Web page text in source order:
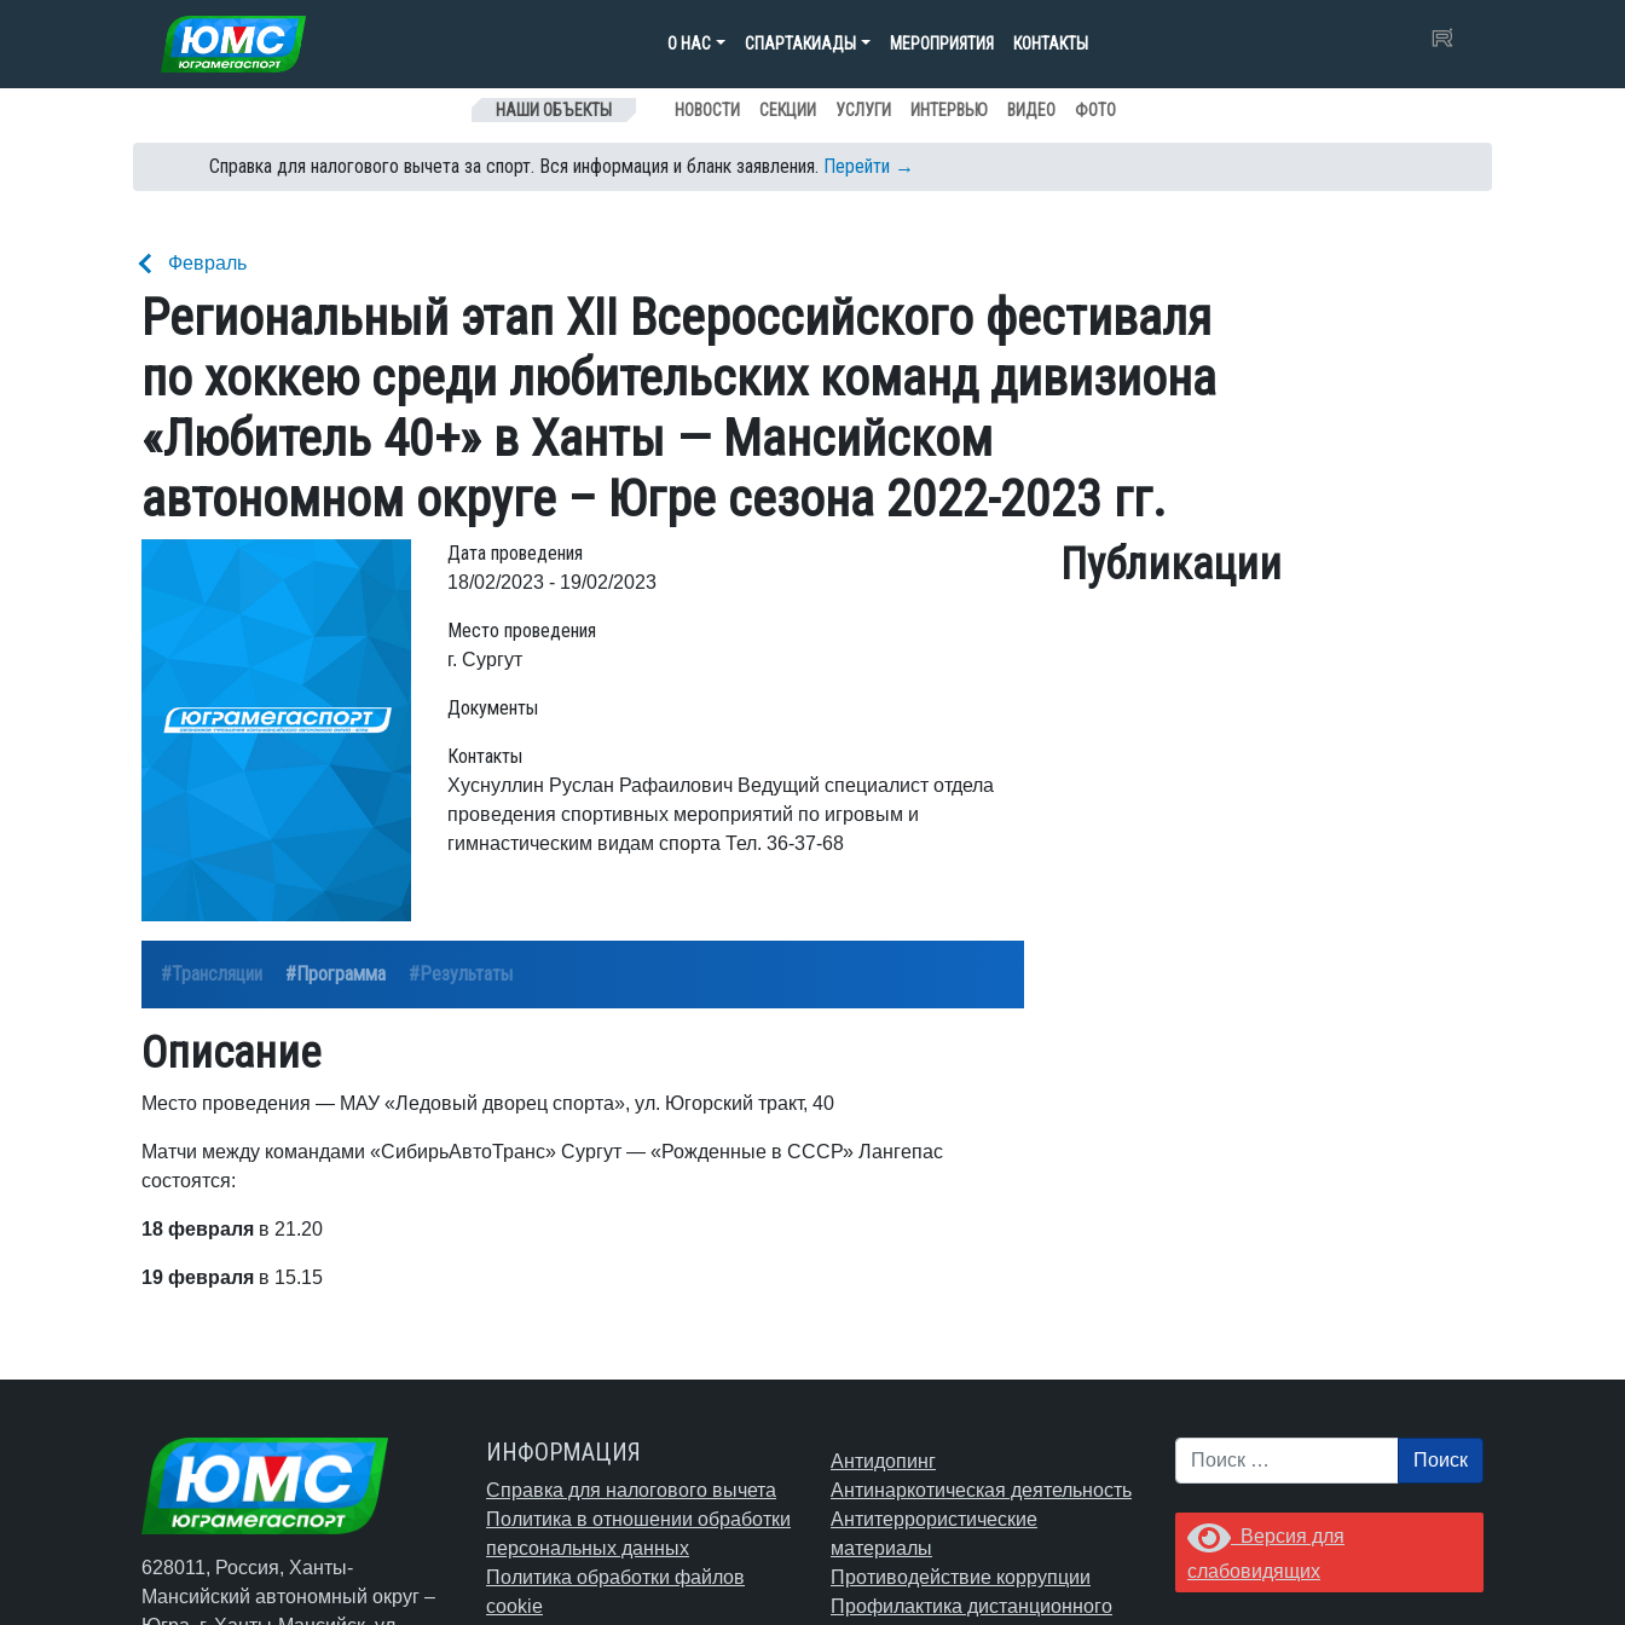
Перейти к содержанию
О НАС СПАРТАКИАДЫ МЕРОПРИЯТИЯ КОНТАКТЫ
НАШИ ОБЪЕКТЫ НОВОСТИ СЕКЦИИ УСЛУГИ ИНТЕРВЬЮ ВИДЕО ФОТО
Справка для налогового вычета за спорт. Вся информация и бланк заявления. Перейти →
Февраль
Региональный этап ХII Всероссийского фестиваля
по хоккею среди любительских команд дивизиона
«Любитель 40+» в Ханты — Мансийском
автономном округе – Югре сезона 2022-2023 гг.
Дата проведения
18/02/2023 - 19/02/2023
Место проведения
г. Сургут
Документы
Контакты
Хуснуллин Руслан Рафаилович Ведущий специалист отдела
проведения спортивных мероприятий по игровым и
гимнастическим видам спорта Тел. 36-37-68
#Трансляции #Программа #Результаты
Описание
Место проведения — МАУ «Ледовый дворец спорта», ул. Югорский тракт, 40
Матчи между командами «СибирьАвтоТранс» Сургут — «Рожденные в СССР» Лангепас
состоятся:
18 февраля в 21.20
19 февраля в 15.15
Публикации
628011, Россия, Ханты-
Мансийский автономный округ –
ИНФОРМАЦИЯ
Справка для налогового вычета
Политика в отношении обработки
персональных данных
Политика обработки файлов
cookie
Антидопинг
Антинаркотическая деятельность
Антитеррористические
материалы
Противодействие коррупции
Профилактика дистанционного
Поиск
Версия для
слабовидящих